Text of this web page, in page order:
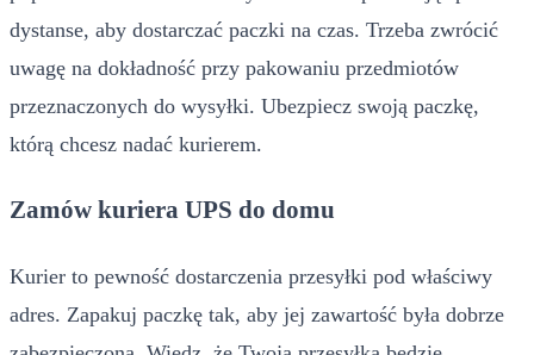
dystanse, aby dostarczać paczki na czas. Trzeba zwrócić
uwagę na dokładność przy pakowaniu przedmiotów
przeznaczonych do wysyłki. Ubezpiecz swoją paczkę,
którą chcesz nadać kurierem.
Zamów kuriera UPS do domu
Kurier to pewność dostarczenia przesyłki pod właściwy
adres. Zapakuj paczkę tak, aby jej zawartość była dobrze